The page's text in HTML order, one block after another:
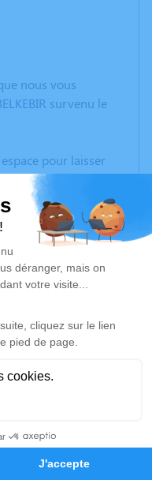
Hommages
nous vous
survenu le
pour laisser
souvenirs, une
à travers des
est un lieu
de Jeannie
est
Je rends hommage
du Pays de Vannes